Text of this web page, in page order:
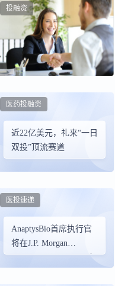
投融资
近22亿美元，礼来“一日
双投”顶流赛道
医药投融资
AnaptysBio首席执行官
将在J.P. Morgan
Healthcare Conference上
医投速递